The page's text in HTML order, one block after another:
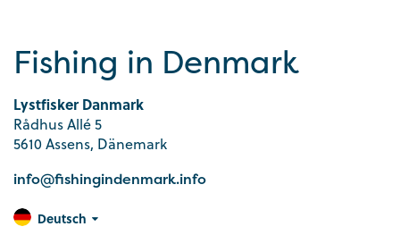
Fishing in Denmark
Lystfisker Danmark
Rådhus Allé 5
5610 Assens, Dänemark
info@fishingindenmark.info
Deutsch